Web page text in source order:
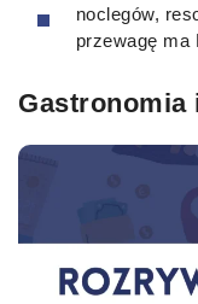
noclegów,
przewagę ma
Gastronomia